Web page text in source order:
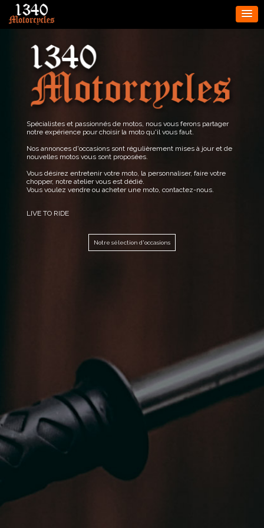
Spécialistes et passionnés de motos, nous vous ferons partager
notre expérience pour choisir la moto qu'il vous faut.
Nos annonces d'occasions sont régulièrement mises à jour et de
nouvelles motos vous sont proposées.
Vous désirez entretenir votre moto, la personnaliser, faire votre
chopper, notre atelier vous est dédié.
Vous voulez vendre ou acheter une moto, contactez-nous.
LIVE TO RIDE
Notre sélection d'occasions